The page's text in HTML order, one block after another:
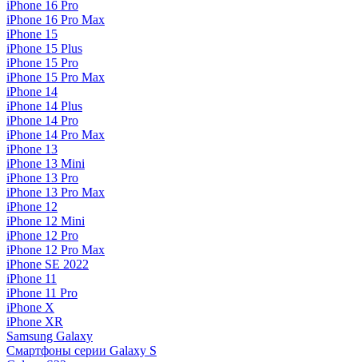
iPhone 16 Pro
iPhone 16 Pro Max
iPhone 15
iPhone 15 Plus
iPhone 15 Pro
iPhone 15 Pro Max
iPhone 14
iPhone 14 Plus
iPhone 14 Pro
iPhone 14 Pro Max
iPhone 13
iPhone 13 Mini
iPhone 13 Pro
iPhone 13 Pro Max
iPhone 12
iPhone 12 Mini
iPhone 12 Pro
iPhone 12 Pro Max
iPhone SE 2022
iPhone 11
iPhone 11 Pro
iPhone X
iPhone XR
Samsung Galaxy
Смартфоны серии Galaxy S